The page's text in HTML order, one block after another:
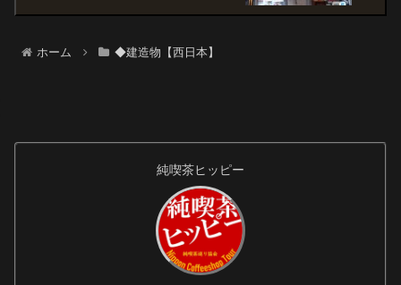
ホーム ◆建造物【西日本】
純喫茶ヒッピー